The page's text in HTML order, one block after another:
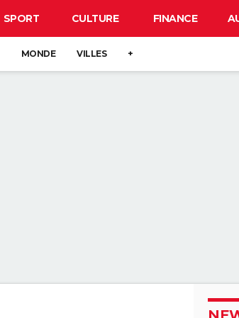
SPORT CULTURE FINANCE
MONDE VILLES +